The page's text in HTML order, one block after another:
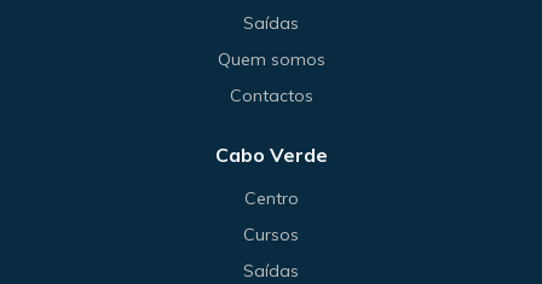
Saídas
Quem somos
Contactos
Cabo Verde
Centro
Cursos
Saídas